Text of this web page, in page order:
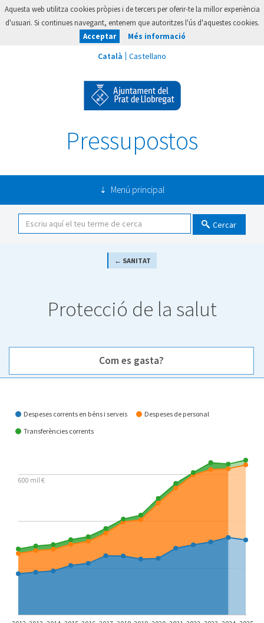
Aquesta web utilitza cookies pròpies i de tercers per oferir-te la millor experiència
d'usuari. Si continues navegant, entenem que autoritzes l'ús d'aquestes cookies.
Acceptar
Més informació
Pressupostos
Menú principal
Cercar
← SANITAT
Protecció de la salut
Com es gasta?
Com es gasta?
Despeses corrents en béns i serveis
Despeses de personal
Transferències corrents
600 mil €